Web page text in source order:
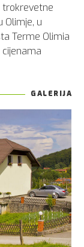
trokrevetne
Olimje, u
Terme Olimia
GALERIJA